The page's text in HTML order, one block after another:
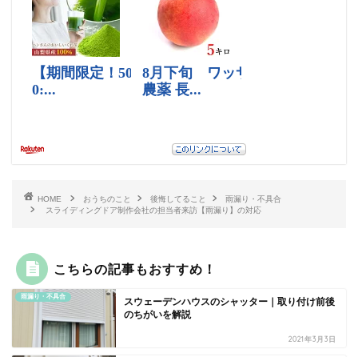
HOME おうちのこと 後悔してること
雨漏り・不具合
スライディングドア制作会社の担当者来訪【雨漏り】の対応
こちらの記事もおすすめ！
雨漏り・不具合
スウェーデンハウスのシャッター｜取り付け前後
のちがいを解説
2021年3月3日